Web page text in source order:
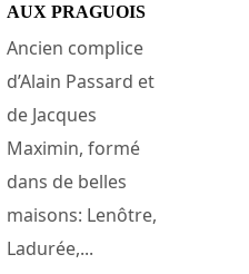
AUX PRAGUOIS
Ancien complice
d’Alain Passard et
de Jacques
Maximin, formé
dans de belles
maisons: Lenôtre,
Ladurée,...